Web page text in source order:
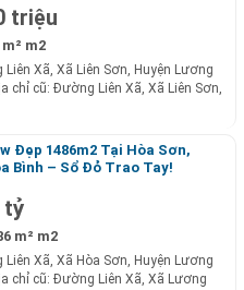
triệu
m² m2
Xã, Xã Liên Sơn, Huyện Lương
chỉ cũ: Đường Liên Xã, Xã Liên Sơn,
Đẹp 1486m2 Tại Hòa Sơn,
Bình – Sổ Đỏ Trao Tay!
tỷ
m² m2
Xã, Xã Hòa Sơn, Huyện Lương
chỉ cũ: Đường Liên Xã, Xã Lương